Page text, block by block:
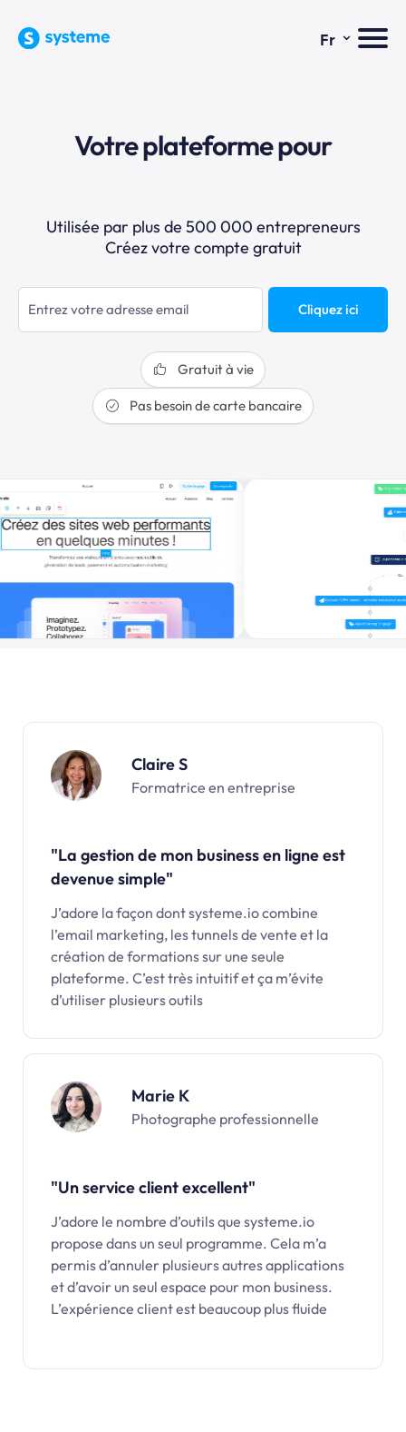
Fr ⌄
Votre plateforme pour
Utilisée par plus de 500 000 entrepreneurs
Créez votre compte gratuit
Cliquez ici
Gratuit à vie
Pas besoin de carte bancaire
Claire S
Formatrice en entreprise
"La gestion de mon business en ligne est
devenue simple"
J’adore la façon dont systeme.io combine
l’email marketing, les tunnels de vente et la
création de formations sur une seule
plateforme. C’est très intuitif et ça m’évite
d’utiliser plusieurs outils
Marie K
Photographe professionnelle
"Un service client excellent"
J’adore le nombre d’outils que systeme.io
propose dans un seul programme. Cela m’a
permis d’annuler plusieurs autres applications
et d’avoir un seul espace pour mon business.
L’expérience client est beaucoup plus fluide